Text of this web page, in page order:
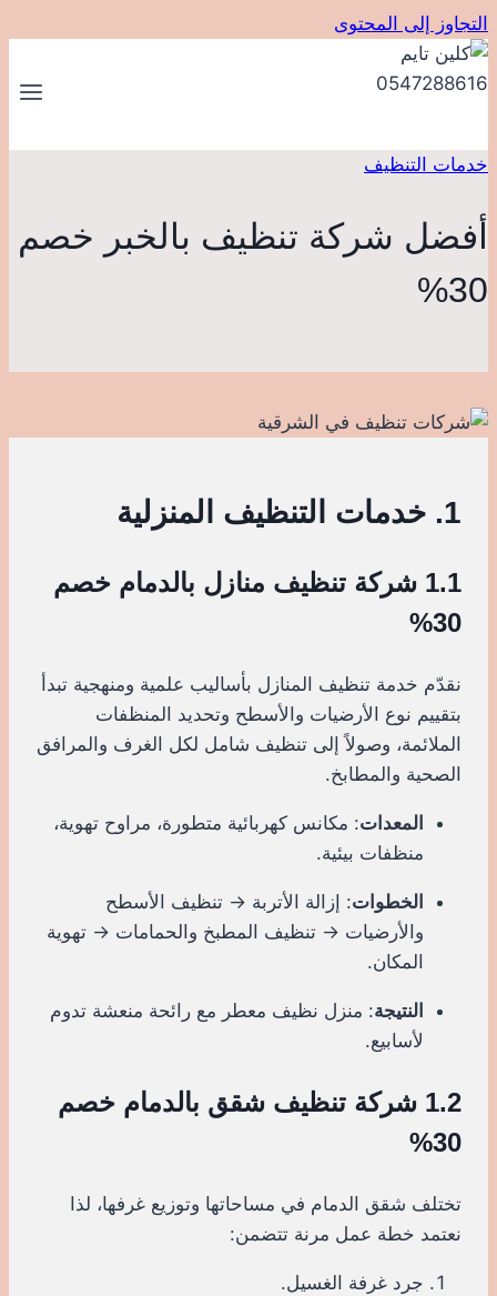
التجاوز إلى المحتوى
خدمات التنظيف
أفضل شركة تنظيف بالخبر خصم
30%
1. خدمات التنظيف المنزلية
1.1 شركة تنظيف منازل بالدمام خصم
30%
نقدّم خدمة تنظيف المنازل بأساليب علمية ومنهجية تبدأ
بتقييم نوع الأرضيات والأسطح وتحديد المنظفات
الملائمة، وصولاً إلى تنظيف شامل لكل الغرف والمرافق
الصحية والمطابخ.
المعدات: مكانس كهربائية متطورة، مراوح تهوية،
منظفات بيئية.
الخطوات: إزالة الأتربة → تنظيف الأسطح
والأرضيات → تنظيف المطبخ والحمامات → تهوية
المكان.
النتيجة: منزل نظيف معطر مع رائحة منعشة تدوم
لأسابيع.
1.2 شركة تنظيف شقق بالدمام خصم
30%
تختلف شقق الدمام في مساحاتها وتوزيع غرفها، لذا
نعتمد خطة عمل مرنة تتضمن:
جرد غرفة الغسيل.